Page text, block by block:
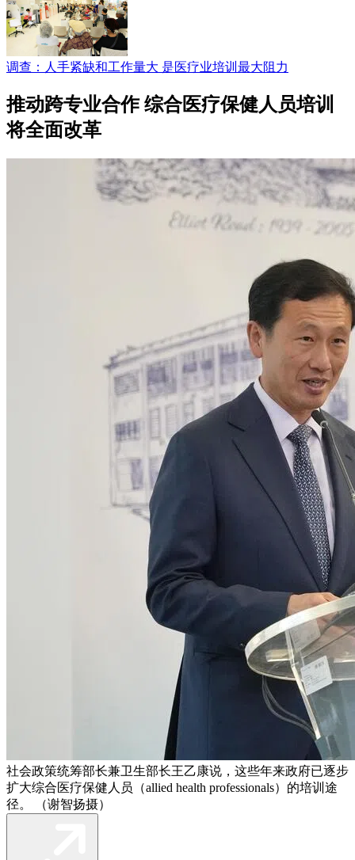
调查：人手紧缺和工作量大 是医疗业培训最大阻力
推动跨专业合作 综合医疗保健人员培训
将全面改革
社会政策统筹部长兼卫生部长王乙康说，这些年来政府已逐步
扩大综合医疗保健人员（allied health professionals）的培训途
径。 （谢智扬摄）